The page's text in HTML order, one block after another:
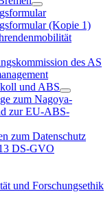
(Kopie 1)
des AS
und ABS
zum Nagoya-
zur EU-ABS-
zum Datenschutz
DS-GVO
und Forschungsethik